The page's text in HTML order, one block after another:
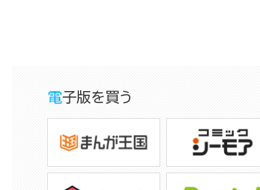
電子版を買う